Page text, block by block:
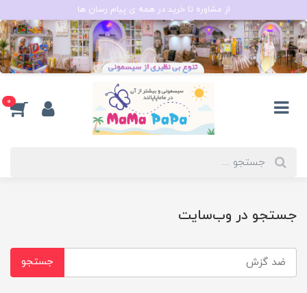
از مشاوره تا خرید در همه ی پیام رسان ها
0
جستجو در وب‌سایت
جستجو